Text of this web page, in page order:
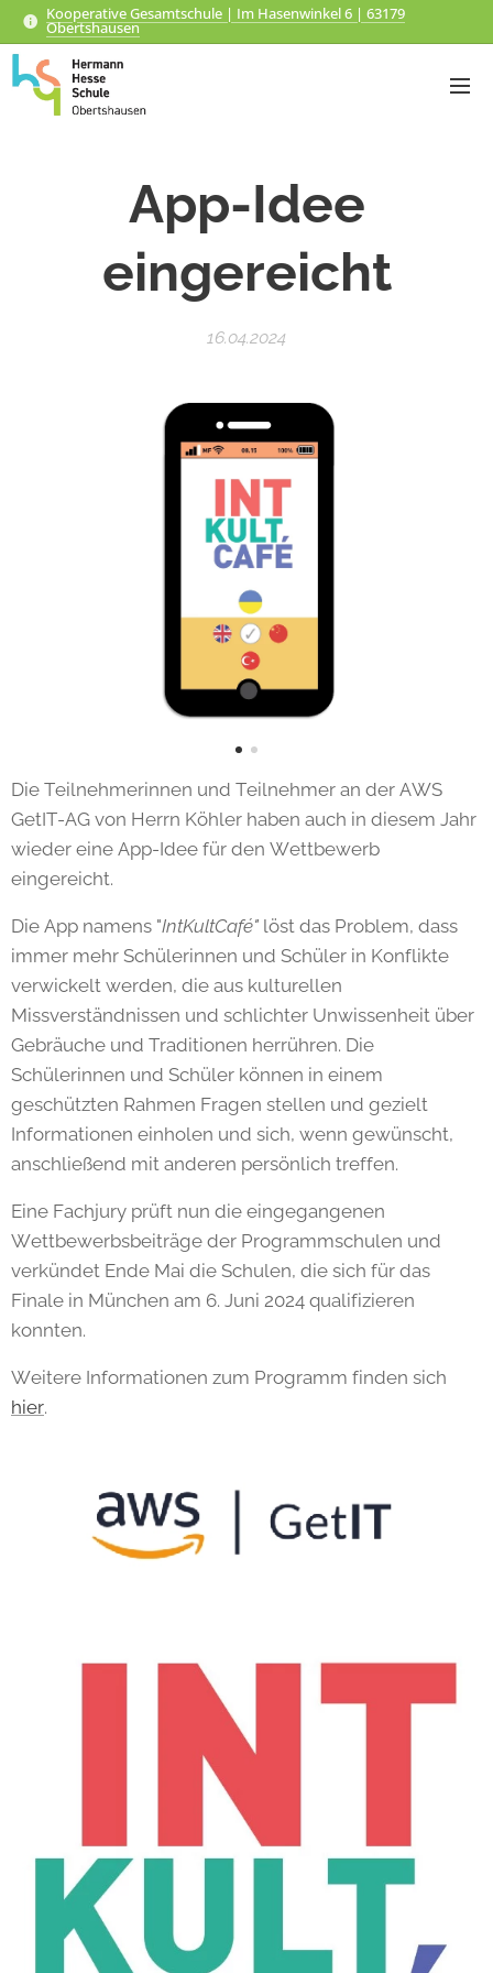
Kooperative Gesamtschule | Im Hasenwinkel 6 | 63179
Obertshausen
App-Idee
eingereicht
16.04.2024
Die Teilnehmerinnen und Teilnehmer an der AWS
GetIT-AG von Herrn Köhler haben auch in diesem Jahr
wieder eine App-Idee für den Wettbewerb
eingereicht.
Die App namens "IntKultCafé" löst das Problem, dass
immer mehr Schülerinnen und Schüler in Konflikte
verwickelt werden, die aus kulturellen
Missverständnissen und schlichter Unwissenheit über
Gebräuche und Traditionen herrühren. Die
Schülerinnen und Schüler können in einem
geschützten Rahmen Fragen stellen und gezielt
Informationen einholen und sich, wenn gewünscht,
anschließend mit anderen persönlich treffen.
Eine Fachjury prüft nun die eingegangenen
Wettbewerbsbeiträge der Programmschulen und
verkündet Ende Mai die Schulen, die sich für das
Finale in München am 6. Juni 2024 qualifizieren
konnten.
Weitere Informationen zum Programm finden sich
hier.